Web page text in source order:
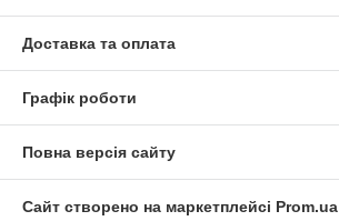
Доставка та оплата
Графік роботи
Повна версія сайту
Сайт створено на маркетплейсі Prom.ua